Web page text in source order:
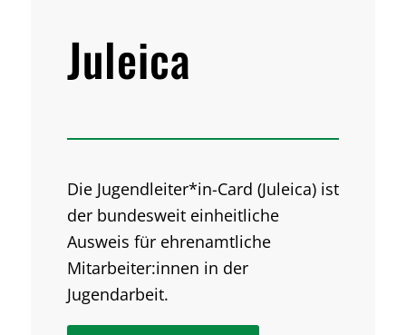
Juleica
Die Jugendleiter*in-Card (Juleica) ist
der bundesweit einheitliche
Ausweis für ehrenamtliche
Mitarbeiter:innen in der
Jugendarbeit.